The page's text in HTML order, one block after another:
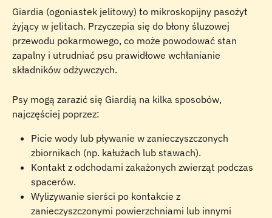
Giardia (ogoniastek jelitowy) to mikroskopijny pasożyt
żyjący w jelitach. Przyczepia się do błony śluzowej
przewodu pokarmowego, co może powodować stan
zapalny i utrudniać psu prawidłowe wchłanianie
składników odżywczych.
Psy mogą zarazić się Giardią na kilka sposobów,
najczęściej poprzez:
Picie wody lub pływanie w zanieczyszczonych
zbiornikach (np. kałużach lub stawach).
Kontakt z odchodami zakażonych zwierząt podczas
spacerów.
Wylizywanie sierści po kontakcie z
zanieczyszczonymi powierzchniami lub innymi